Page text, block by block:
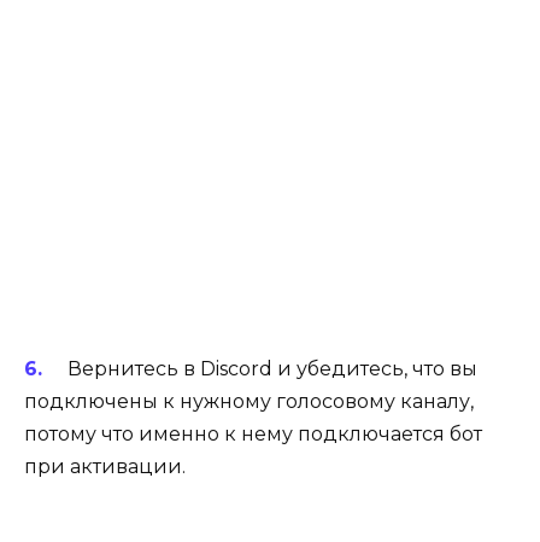
Вернитесь в Discord и убедитесь, что вы
подключены к нужному голосовому каналу,
потому что именно к нему подключается бот
при активации.